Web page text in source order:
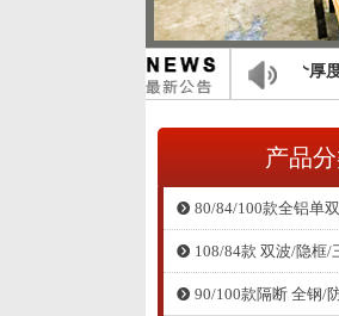
佰斯通高隔间： 现龙骨有4个厚度
产品
뀹 80/84/100款全铝单双
뀹 108/84款 双波/隐框/
뀹 90/100款隔断 全钢/